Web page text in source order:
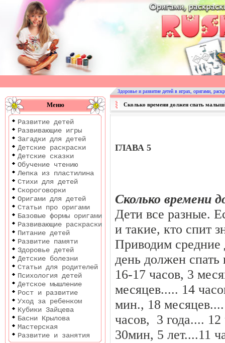
Оригами
|
Раскраски
Развитие
детей
Меню
Развитие детей
Развивающие игры
Загадки для детей
Детские раскраски
Детские сказки
Обучение чтению
Лепка из пластилина
Стихи для детей
Скороговорки
Оригами для детей
Статьи про оригами
Базовые формы оригами
Развивающие раскраски
Питание детей
Развитие памяти
Здоровье детей
Детские болезни
Статьи для родителей
Психология детей
Детское мышление
Рост и развитие
Уход за ребенком
Кубики Зайцева
Басни Крылова
Мастерская
Развитие и занятия
Здоровье и развитие детей в играх, оригами,
Сколько времени должен спать
ГЛАВА 5
Сколько времени
Дети все разные.
и такие, кто спит
Приводим средние
день должен
16-17 часов, 3
месяцев..... 14
мин., 18
часов, 3 года....
30мин, 5 лет....11